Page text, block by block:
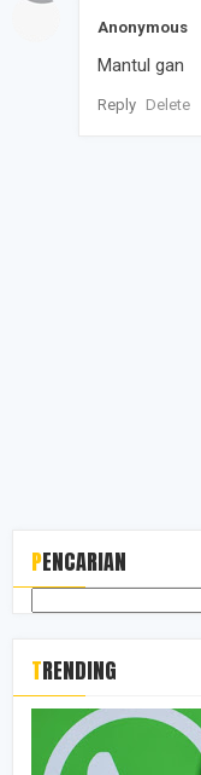
Anonymous
Mantul gan
Reply Delete
PENCARIAN
TRENDING